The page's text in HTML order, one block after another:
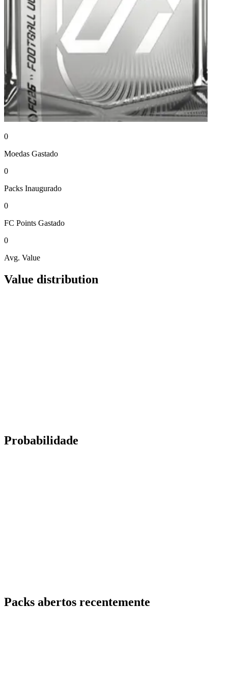
0
Moedas Gastado
0
Packs Inaugurado
0
FC Points Gastado
0
Avg. Value
Value distribution
Probabilidade
Packs abertos recentemente